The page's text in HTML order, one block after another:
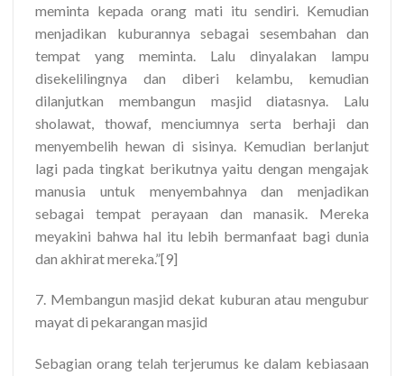
meminta kepada orang mati itu sendiri. Kemudian
menjadikan kuburannya sebagai sesembahan dan
tempat yang meminta. Lalu dinyalakan lampu
disekelilingnya dan diberi kelambu, kemudian
dilanjutkan membangun masjid diatasnya. Lalu
sholawat, thowaf, menciumnya serta berhaji dan
menyembelih hewan di sisinya. Kemudian berlanjut
lagi pada tingkat berikutnya yaitu dengan mengajak
manusia untuk menyembahnya dan menjadikan
sebagai tempat perayaan dan manasik. Mereka
meyakini bahwa hal itu lebih bermanfaat bagi dunia
dan akhirat mereka.”[9]
7. Membangun masjid dekat kuburan atau mengubur
mayat di pekarangan masjid
Sebagian orang telah terjerumus ke dalam kebiasaan